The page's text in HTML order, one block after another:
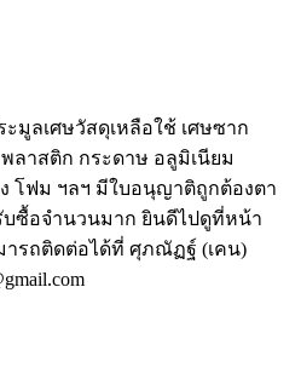
มูลเศษวัสดุเหลือใช้ เศษซาก
พลาสติก กระดาษ อลูมิเนียม
โฟม ฯลฯ มีใบอนุญาติถูกต้องตา
ซื้อจำนวนมาก ยินดีไปดูที่หน้า
ารถติดต่อได้ที่ ศุภณัฏฐ์ (เคน)